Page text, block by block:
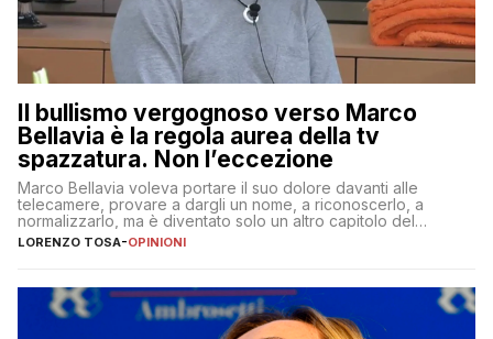
Il bullismo vergognoso verso Marco
Bellavia è la regola aurea della tv
spazzatura. Non l’eccezione
Marco Bellavia voleva portare il suo dolore davanti alle
telecamere, provare a dargli un nome, a riconoscerlo, a
normalizzarlo, ma è diventato solo un altro capitolo del
copione
LORENZO TOSA-OPINIONI